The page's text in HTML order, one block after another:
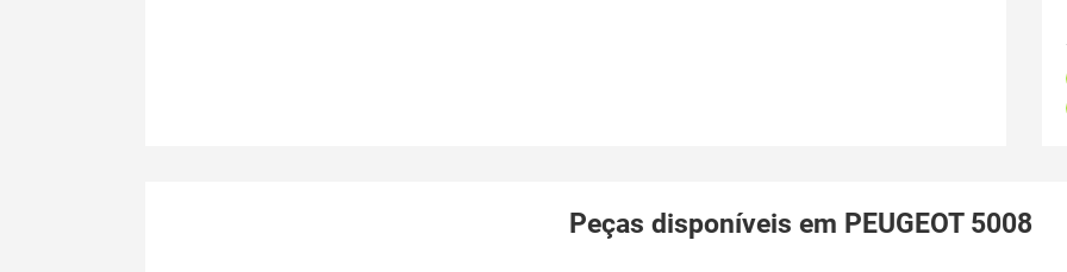
Peças disponíveis em PEUGEOT 5008